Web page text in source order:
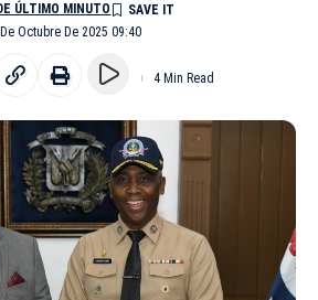
Octubre De 2025 09:40
ÚLTIMO MINUTO
4 Min Read